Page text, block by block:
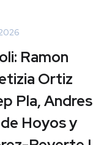
Ramon
Ortiz
Pla, Andres
Hoyos y